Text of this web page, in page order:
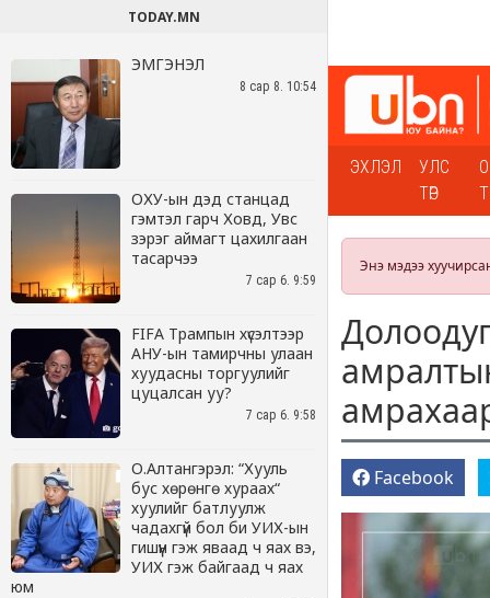
TODAY.MN
ЭМГЭНЭЛ
8 сар 8. 10:54
ОХУ-ын дэд станцад
гэмтэл гарч Ховд, Увс
зэрэг аймагт цахилгаан
тасарчээ
7 сар 6. 9:59
FIFA Трампын хүсэлтээр
АНУ-ын тамирчны улаан
хуудасны торгуулийг
цуцалсан уу?
7 сар 6. 9:58
О.Алтангэрэл: “Хууль
бус хөрөнгө хураах“
хуулийг батлуулж
чадахгүй бол би УИХ-ын
гишүүн гэж яваад ч яах вэ,
УИХ гэж байгаад ч яах
юм